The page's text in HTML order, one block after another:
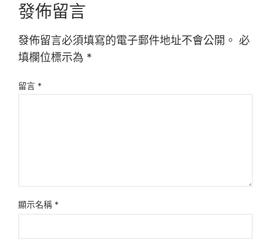
發佈留言
發佈留言必須填寫的電子郵件地址不會公開。 必
填欄位標示為 *
留言 *
顯示名稱 *